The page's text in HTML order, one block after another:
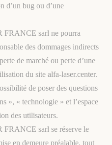
d’un bug ou d’une
sarl ne pourra
des dommages indirects
de marché ou perte d’une
du site alfa-laser.center.
de poser des questions
», « technologie » et l’espace
des utilisateurs.
sarl se réserve le
en demeure préalable, tout